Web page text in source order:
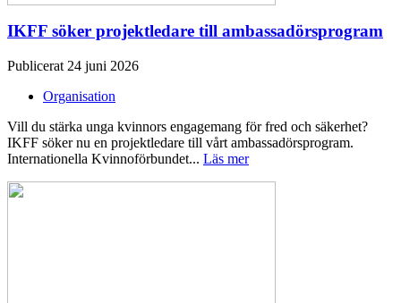
IKFF söker projektledare till ambassadörsprogram
Publicerat 24 juni 2026
Organisation
Vill du stärka unga kvinnors engagemang för fred och säkerhet?
IKFF söker nu en projektledare till vårt ambassadörsprogram.
Internationella Kvinnoförbundet... Läs mer